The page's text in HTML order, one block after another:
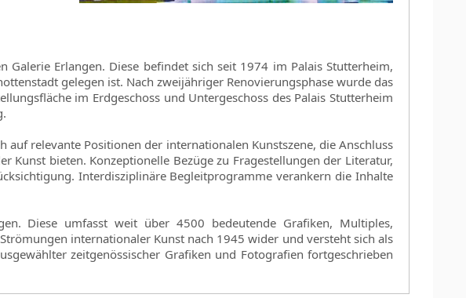
Galerie Erlangen. Diese befindet sich seit 1974 im Palais Stutterheim,
gelegen ist. Nach zweijähriger Renovierungsphase wurde das
im Erdgeschoss und Untergeschoss des Palais Stutterheim
relevante Positionen der internationalen Kunstszene, die Anschluss
Kunst bieten. Konzeptionelle Bezüge zu Fragestellungen der Literatur,
Interdisziplinäre Begleitprogramme verankern die Inhalte
Diese umfasst weit über 4500 bedeutende Grafiken, Multiples,
internationaler Kunst nach 1945 wider und versteht sich als
zeitgenössischer Grafiken und Fotografien fortgeschrieben